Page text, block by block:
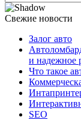
Свежие новости
Залог авто
и надежное
Что такое
SEO